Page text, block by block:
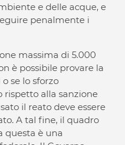
e delle acque, e
penalmente i
massima di 5.000
è possibile provare la
se lo sforzo
rispetto alla sanzione
il reato deve essere
A tal fine, il quadro
questa è una